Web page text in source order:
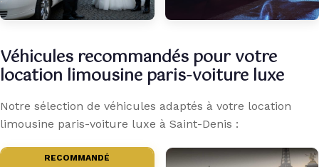
Véhicules recommandés pour votre
location limousine paris-voiture luxe
Notre sélection de véhicules adaptés à votre location
limousine paris-voiture luxe à Saint-Denis :
RECOMMANDÉ